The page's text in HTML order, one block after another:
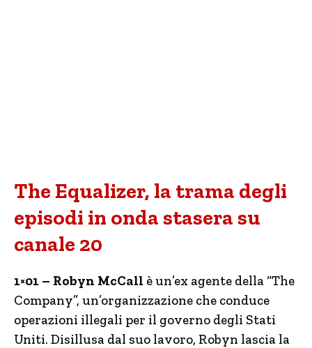
The Equalizer, la trama degli
episodi in onda stasera su
canale 20
1×01 – Robyn McCall è un’ex agente della “The
Company”, un’organizzazione che conduce
operazioni illegali per il governo degli Stati
Uniti. Disillusa dal suo lavoro, Robyn lascia la